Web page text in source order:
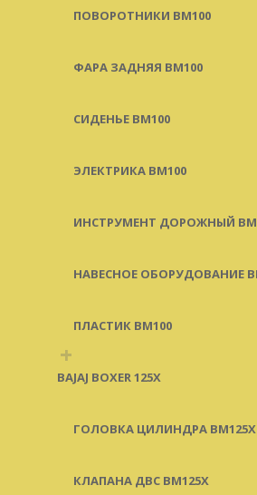
ПОВОРОТНИКИ BM100
ФАРА ЗАДНЯЯ BM100
СИДЕНЬЕ BM100
ЭЛЕКТРИКА BM100
ИНСТРУМЕНТ ДОРОЖНЫЙ
НАВЕСНОЕ ОБОРУДОВАНИЕ
ПЛАСТИК BM100
+
BAJAJ BOXER 125X
ГОЛОВКА ЦИЛИНДРА BM125X
КЛАПАНА ДВС BM125X